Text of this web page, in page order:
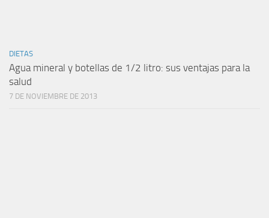
DIETAS
Agua mineral y botellas de 1/2 litro: sus ventajas para la
salud
7 DE NOVIEMBRE DE 2013